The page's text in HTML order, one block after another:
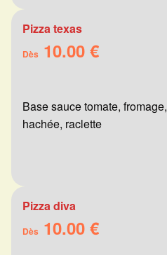
Pizza texas
Dès 10.00 €
Base sauce tomate,
hachée, raclette
Pizza diva
Dès 10.00 €